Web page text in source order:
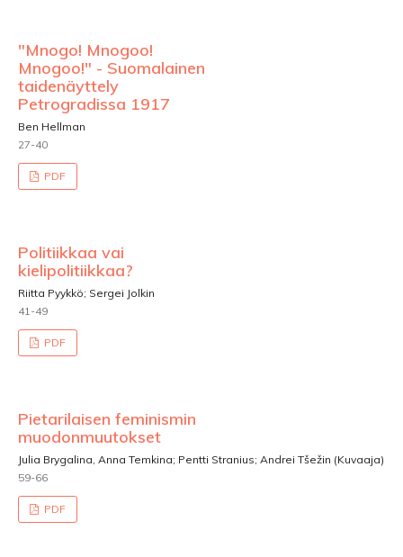
"Mnogo! Mnogoo!
Mnogoo!" - Suomalainen
taidenäyttely
Petrogradissa 1917
Ben Hellman
27-40
PDF
Politiikkaa vai
kielipolitiikkaa?
Riitta Pyykkö; Sergei Jolkin
41-49
PDF
Pietarilaisen feminismin
muodonmuutokset
Julia Brygalina, Anna Temkina; Pentti Stranius; Andrei Tšežin (Kuvaaja)
59-66
PDF